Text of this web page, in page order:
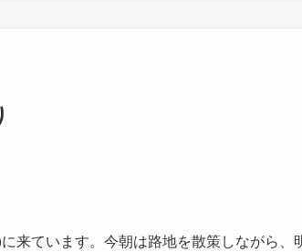
来ています。今朝は路地を散策しながら